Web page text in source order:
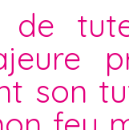
de
son